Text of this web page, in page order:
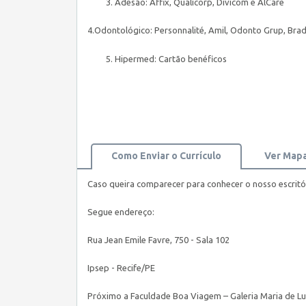
Adesão: Affix, Qualicorp, Divicom e AlCare
4.Odontológico: Personnalité, Amil, Odonto Grup,
Hipermed: Cartão benéficos
Como Enviar o Currículo Ver
Caso queira comparecer para conhecer o nosso
Segue endereço:
Rua Jean Emile Favre, 750 - Sala 102
Ipsep - Recife/PE
Próximo a Faculdade Boa Viagem – Galeria Maria de